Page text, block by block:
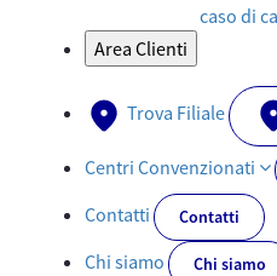
caso di
Area Clienti
Trova Filiale
Centri Convenzionati
Contatti Contatti
Chi siamo
Chi siamo